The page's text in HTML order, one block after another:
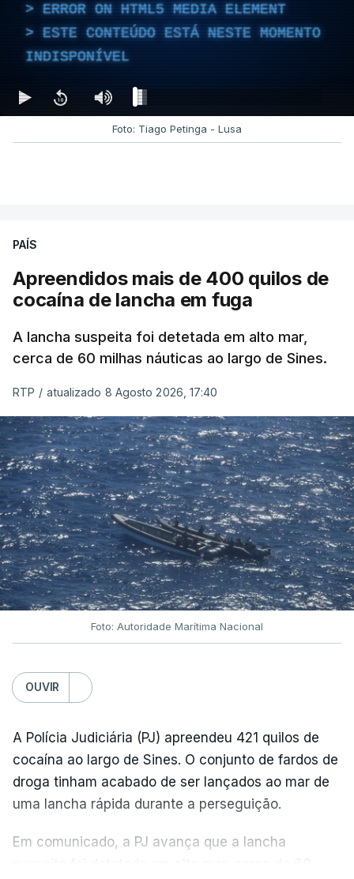
ERROR ON HTML5 MEDIA ELEMENT
ESTE CONTEÚDO ESTÁ NESTE MOMENTO
INDISPONÍVEL
Foto: Tiago Petinga - Lusa
PAÍS
Apreendidos mais de 400 quilos de
cocaína de lancha em fuga
A lancha suspeita foi detetada em alto mar,
cerca de 60 milhas náuticas ao largo de Sines.
RTP / atualizado 8 Agosto 2026, 17:40
Foto: Autoridade Marítima Nacional
OUVIR
A Polícia Judiciária (PJ) apreendeu 421 quilos de
cocaína ao largo de Sines. O conjunto de fardos de
droga tinham acabado de ser lançados ao mar de
uma lancha rápida durante a perseguição.
Em comunicado, a PJ avança que a lancha